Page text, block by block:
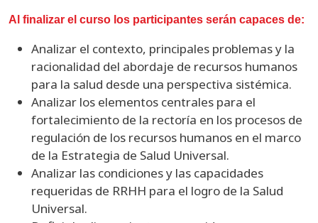
Al finalizar el curso los participantes serán capaces de:
Analizar el contexto, principales problemas y la
racionalidad del abordaje de recursos humanos
para la salud desde una perspectiva sistémica.
Analizar los elementos centrales para el
fortalecimiento de la rectoría en los procesos de
regulación de los recursos humanos en el marco
de la Estrategia de Salud Universal.
Analizar las condiciones y las capacidades
requeridas de RRHH para el logro de la Salud
Universal.